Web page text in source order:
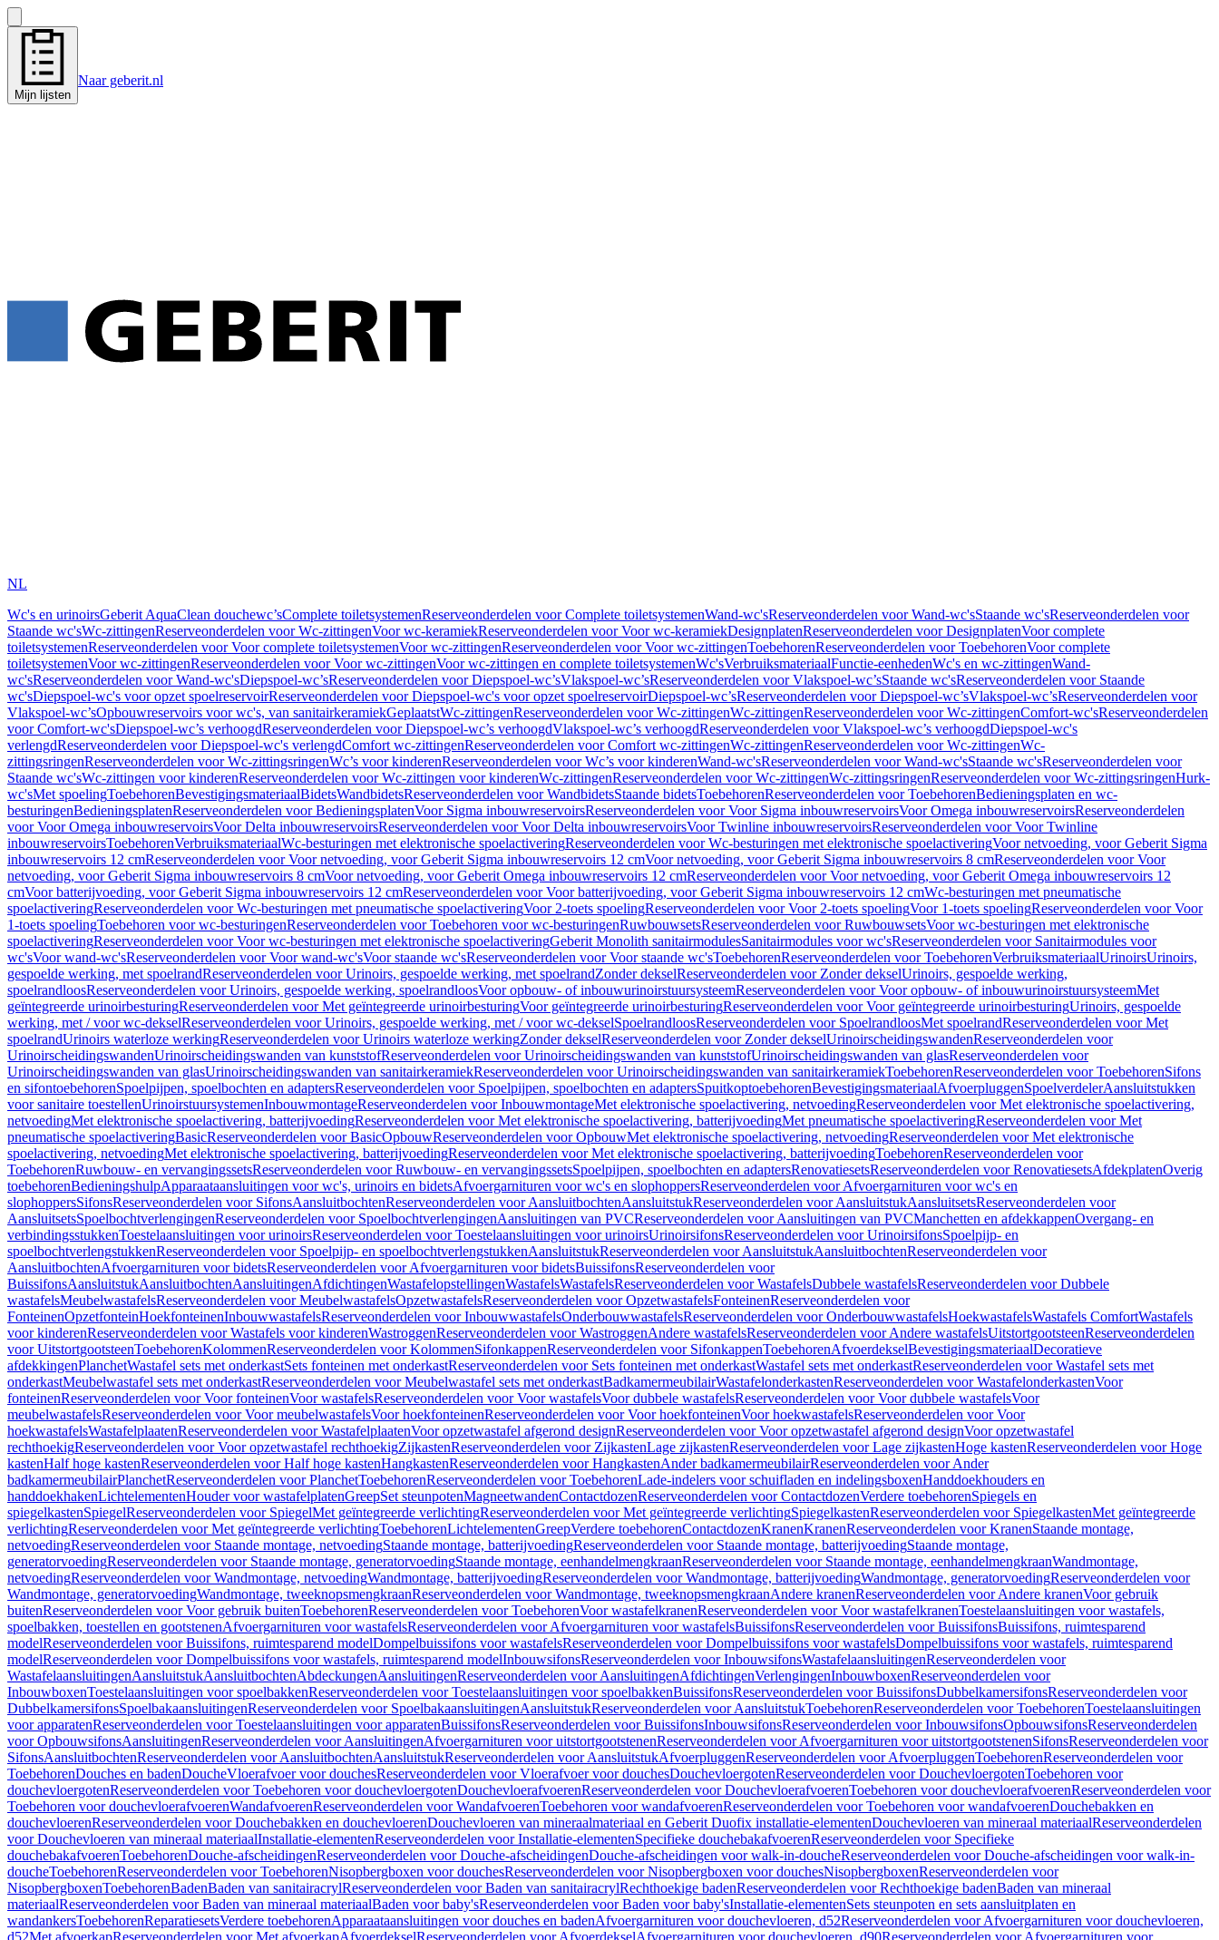
Mijn lijsten
Naar geberit.nl
NL
Wc's en urinoirsGeberit AquaClean douchewc’sComplete toiletsystemenReserveonderdelen voor Complete toiletsystemenWand-wc'sReserveonderdelen voor Wand-wc'sStaande wc'sReserveonderdelen voor
Staande wc'sWc-zittingenReserveonderdelen voor Wc-zittingenVoor wc-keramiekReserveonderdelen voor Voor wc-keramiekDesignplatenReserveonderdelen voor DesignplatenVoor complete
toiletsystemenReserveonderdelen voor Voor complete toiletsystemenVoor wc-zittingenReserveonderdelen voor Voor wc-zittingenToebehorenReserveonderdelen voor ToebehorenVoor complete
toiletsystemenVoor wc-zittingenReserveonderdelen voor Voor wc-zittingenVoor wc-zittingen en complete toiletsystemenWc'sVerbruiksmateriaalFunctie-eenhedenWc's en wc-zittingenWand-
wc'sReserveonderdelen voor Wand-wc'sDiepspoel-wc’sReserveonderdelen voor Diepspoel-wc’sVlakspoel-wc’sReserveonderdelen voor Vlakspoel-wc’sStaande wc'sReserveonderdelen voor Staande
wc'sDiepspoel-wc's voor opzet spoelreservoirReserveonderdelen voor Diepspoel-wc's voor opzet spoelreservoirDiepspoel-wc’sReserveonderdelen voor Diepspoel-wc’sVlakspoel-wc’sReserveonderdelen voor
Vlakspoel-wc’sOpbouwreservoirs voor wc's, van sanitairkeramiekGeplaatstWc-zittingenReserveonderdelen voor Wc-zittingenWc-zittingenReserveonderdelen voor Wc-zittingenComfort-wc'sReserveonderdelen
voor Comfort-wc'sDiepspoel-wc’s verhoogdReserveonderdelen voor Diepspoel-wc’s verhoogdVlakspoel-wc’s verhoogdReserveonderdelen voor Vlakspoel-wc’s verhoogdDiepspoel-wc's
verlengdReserveonderdelen voor Diepspoel-wc's verlengdComfort wc-zittingenReserveonderdelen voor Comfort wc-zittingenWc-zittingenReserveonderdelen voor Wc-zittingenWc-
zittingsringenReserveonderdelen voor Wc-zittingsringenWc’s voor kinderenReserveonderdelen voor Wc’s voor kinderenWand-wc'sReserveonderdelen voor Wand-wc'sStaande wc'sReserveonderdelen voor
Staande wc'sWc-zittingen voor kinderenReserveonderdelen voor Wc-zittingen voor kinderenWc-zittingenReserveonderdelen voor Wc-zittingenWc-zittingsringenReserveonderdelen voor Wc-zittingsringenHurk-
wc'sMet spoelingToebehorenBevestigingsmateriaalBidetsWandbidetsReserveonderdelen voor WandbidetsStaande bidetsToebehorenReserveonderdelen voor ToebehorenBedieningsplaten en wc-
besturingenBedieningsplatenReserveonderdelen voor BedieningsplatenVoor Sigma inbouwreservoirsReserveonderdelen voor Voor Sigma inbouwreservoirsVoor Omega inbouwreservoirsReserveonderdelen
voor Voor Omega inbouwreservoirsVoor Delta inbouwreservoirsReserveonderdelen voor Voor Delta inbouwreservoirsVoor Twinline inbouwreservoirsReserveonderdelen voor Voor Twinline
inbouwreservoirsToebehorenVerbruiksmateriaalWc-besturingen met elektronische spoelactiveringReserveonderdelen voor Wc-besturingen met elektronische spoelactiveringVoor netvoeding, voor Geberit Sigma
inbouwreservoirs 12 cmReserveonderdelen voor Voor netvoeding, voor Geberit Sigma inbouwreservoirs 12 cmVoor netvoeding, voor Geberit Sigma inbouwreservoirs 8 cmReserveonderdelen voor Voor
netvoeding, voor Geberit Sigma inbouwreservoirs 8 cmVoor netvoeding, voor Geberit Omega inbouwreservoirs 12 cmReserveonderdelen voor Voor netvoeding, voor Geberit Omega inbouwreservoirs 12
cmVoor batterijvoeding, voor Geberit Sigma inbouwreservoirs 12 cmReserveonderdelen voor Voor batterijvoeding, voor Geberit Sigma inbouwreservoirs 12 cmWc-besturingen met pneumatische
spoelactiveringReserveonderdelen voor Wc-besturingen met pneumatische spoelactiveringVoor 2-toets spoelingReserveonderdelen voor Voor 2-toets spoelingVoor 1-toets spoelingReserveonderdelen voor Voor
1-toets spoelingToebehoren voor wc-besturingenReserveonderdelen voor Toebehoren voor wc-besturingenRuwbouwsetsReserveonderdelen voor RuwbouwsetsVoor wc-besturingen met elektronische
spoelactiveringReserveonderdelen voor Voor wc-besturingen met elektronische spoelactiveringGeberit Monolith sanitairmodulesSanitairmodules voor wc'sReserveonderdelen voor Sanitairmodules voor
wc'sVoor wand-wc'sReserveonderdelen voor Voor wand-wc'sVoor staande wc'sReserveonderdelen voor Voor staande wc'sToebehorenReserveonderdelen voor ToebehorenVerbruiksmateriaalUrinoirsUrinoirs,
gespoelde werking, met spoelrandReserveonderdelen voor Urinoirs, gespoelde werking, met spoelrandZonder dekselReserveonderdelen voor Zonder dekselUrinoirs, gespoelde werking,
spoelrandloosReserveonderdelen voor Urinoirs, gespoelde werking, spoelrandloosVoor opbouw- of inbouwurinoirstuursysteemReserveonderdelen voor Voor opbouw- of inbouwurinoirstuursysteemMet
geïntegreerde urinoirbesturingReserveonderdelen voor Met geïntegreerde urinoirbesturingVoor geïntegreerde urinoirbesturingReserveonderdelen voor Voor geïntegreerde urinoirbesturingUrinoirs, gespoelde
werking, met / voor wc-dekselReserveonderdelen voor Urinoirs, gespoelde werking, met / voor wc-dekselSpoelrandloosReserveonderdelen voor SpoelrandloosMet spoelrandReserveonderdelen voor Met
spoelrandUrinoirs waterloze werkingReserveonderdelen voor Urinoirs waterloze werkingZonder dekselReserveonderdelen voor Zonder dekselUrinoirscheidingswandenReserveonderdelen voor
UrinoirscheidingswandenUrinoirscheidingswanden van kunststofReserveonderdelen voor Urinoirscheidingswanden van kunststofUrinoirscheidingswanden van glasReserveonderdelen voor
Urinoirscheidingswanden van glasUrinoirscheidingswanden van sanitairkeramiekReserveonderdelen voor Urinoirscheidingswanden van sanitairkeramiekToebehorenReserveonderdelen voor ToebehorenSifons
en sifontoebehorenSpoelpijpen, spoelbochten en adaptersReserveonderdelen voor Spoelpijpen, spoelbochten en adaptersSpuitkoptoebehorenBevestigingsmateriaalAfvoerpluggenSpoelverdelerAansluitstukken
voor sanitaire toestellenUrinoirstuursystemenInbouwmontageReserveonderdelen voor InbouwmontageMet elektronische spoelactivering, netvoedingReserveonderdelen voor Met elektronische spoelactivering,
netvoedingMet elektronische spoelactivering, batterijvoedingReserveonderdelen voor Met elektronische spoelactivering, batterijvoedingMet pneumatische spoelactiveringReserveonderdelen voor Met
pneumatische spoelactiveringBasicReserveonderdelen voor BasicOpbouwReserveonderdelen voor OpbouwMet elektronische spoelactivering, netvoedingReserveonderdelen voor Met elektronische
spoelactivering, netvoedingMet elektronische spoelactivering, batterijvoedingReserveonderdelen voor Met elektronische spoelactivering, batterijvoedingToebehorenReserveonderdelen voor
ToebehorenRuwbouw- en vervangingssetsReserveonderdelen voor Ruwbouw- en vervangingssetsSpoelpijpen, spoelbochten en adaptersRenovatiesetsReserveonderdelen voor RenovatiesetsAfdekplatenOverig
toebehorenBedieningshulpApparaataansluitingen voor wc's, urinoirs en bidetsAfvoergarnituren voor wc's en slophoppersReserveonderdelen voor Afvoergarnituren voor wc's en
slophoppersSifonsReserveonderdelen voor SifonsAansluitbochtenReserveonderdelen voor AansluitbochtenAansluitstukReserveonderdelen voor AansluitstukAansluitsetsReserveonderdelen voor
AansluitsetsSpoelbochtverlengingenReserveonderdelen voor SpoelbochtverlengingenAansluitingen van PVCReserveonderdelen voor Aansluitingen van PVCManchetten en afdekkappenOvergang- en
verbindingsstukkenToestelaansluitingen voor urinoirsReserveonderdelen voor Toestelaansluitingen voor urinoirsUrinoirsifonsReserveonderdelen voor UrinoirsifonsSpoelpijp- en
spoelbochtverlengstukkenReserveonderdelen voor Spoelpijp- en spoelbochtverlengstukkenAansluitstukReserveonderdelen voor AansluitstukAansluitbochtenReserveonderdelen voor
AansluitbochtenAfvoergarnituren voor bidetsReserveonderdelen voor Afvoergarnituren voor bidetsBuissifonsReserveonderdelen voor
BuissifonsAansluitstukAansluitbochtenAansluitingenAfdichtingenWastafelopstellingenWastafelsWastafelsReserveonderdelen voor WastafelsDubbele wastafelsReserveonderdelen voor Dubbele
wastafelsMeubelwastafelsReserveonderdelen voor MeubelwastafelsOpzetwastafelsReserveonderdelen voor OpzetwastafelsFonteinenReserveonderdelen voor
FonteinenOpzetfonteinHoekfonteinenInbouwwastafelsReserveonderdelen voor InbouwwastafelsOnderbouwwastafelsReserveonderdelen voor OnderbouwwastafelsHoekwastafelsWastafels ComfortWastafels
voor kinderenReserveonderdelen voor Wastafels voor kinderenWastroggenReserveonderdelen voor WastroggenAndere wastafelsReserveonderdelen voor Andere wastafelsUitstortgootsteenReserveonderdelen
voor UitstortgootsteenToebehorenKolommenReserveonderdelen voor KolommenSifonkappenReserveonderdelen voor SifonkappenToebehorenAfvoerdekselBevestigingsmateriaalDecoratieve
afdekkingenPlanchetWastafel sets met onderkastSets fonteinen met onderkastReserveonderdelen voor Sets fonteinen met onderkastWastafel sets met onderkastReserveonderdelen voor Wastafel sets met
onderkastMeubelwastafel sets met onderkastReserveonderdelen voor Meubelwastafel sets met onderkastBadkamermeubilairWastafelonderkastenReserveonderdelen voor WastafelonderkastenVoor
fonteinenReserveonderdelen voor Voor fonteinenVoor wastafelsReserveonderdelen voor Voor wastafelsVoor dubbele wastafelsReserveonderdelen voor Voor dubbele wastafelsVoor
meubelwastafelsReserveonderdelen voor Voor meubelwastafelsVoor hoekfonteinenReserveonderdelen voor Voor hoekfonteinenVoor hoekwastafelsReserveonderdelen voor Voor
hoekwastafelsWastafelplaatenReserveonderdelen voor WastafelplaatenVoor opzetwastafel afgerond designReserveonderdelen voor Voor opzetwastafel afgerond designVoor opzetwastafel
rechthoekigReserveonderdelen voor Voor opzetwastafel rechthoekigZijkastenReserveonderdelen voor ZijkastenLage zijkastenReserveonderdelen voor Lage zijkastenHoge kastenReserveonderdelen voor Hoge
kastenHalf hoge kastenReserveonderdelen voor Half hoge kastenHangkastenReserveonderdelen voor HangkastenAnder badkamermeubilairReserveonderdelen voor Ander
badkamermeubilairPlanchetReserveonderdelen voor PlanchetToebehorenReserveonderdelen voor ToebehorenLade-indelers voor schuifladen en indelingsboxenHanddoekhouders en
handdoekhakenLichtelementenHouder voor wastafelplatenGreepSet steunpotenMagneetwandenContactdozenReserveonderdelen voor ContactdozenVerdere toebehorenSpiegels en
spiegelkastenSpiegelReserveonderdelen voor SpiegelMet geïntegreerde verlichtingReserveonderdelen voor Met geïntegreerde verlichtingSpiegelkastenReserveonderdelen voor SpiegelkastenMet geïntegreerde
verlichtingReserveonderdelen voor Met geïntegreerde verlichtingToebehorenLichtelementenGreepVerdere toebehorenContactdozenKranenKranenReserveonderdelen voor KranenStaande montage,
netvoedingReserveonderdelen voor Staande montage, netvoedingStaande montage, batterijvoedingReserveonderdelen voor Staande montage, batterijvoedingStaande montage,
generatorvoedingReserveonderdelen voor Staande montage, generatorvoedingStaande montage, eenhandelmengkraanReserveonderdelen voor Staande montage, eenhandelmengkraanWandmontage,
netvoedingReserveonderdelen voor Wandmontage, netvoedingWandmontage, batterijvoedingReserveonderdelen voor Wandmontage, batterijvoedingWandmontage, generatorvoedingReserveonderdelen voor
Wandmontage, generatorvoedingWandmontage, tweeknopsmengkraanReserveonderdelen voor Wandmontage, tweeknopsmengkraanAndere kranenReserveonderdelen voor Andere kranenVoor gebruik
buitenReserveonderdelen voor Voor gebruik buitenToebehorenReserveonderdelen voor ToebehorenVoor wastafelkranenReserveonderdelen voor Voor wastafelkranenToestelaansluitingen voor wastafels,
spoelbakken, toestellen en gootstenenAfvoergarnituren voor wastafelsReserveonderdelen voor Afvoergarnituren voor wastafelsBuissifonsReserveonderdelen voor BuissifonsBuissifons, ruimtesparend
modelReserveonderdelen voor Buissifons, ruimtesparend modelDompelbuissifons voor wastafelsReserveonderdelen voor Dompelbuissifons voor wastafelsDompelbuissifons voor wastafels, ruimtesparend
modelReserveonderdelen voor Dompelbuissifons voor wastafels, ruimtesparend modelInbouwsifonsReserveonderdelen voor InbouwsifonsWastafelaansluitingenReserveonderdelen voor
WastafelaansluitingenAansluitstukAansluitbochtenAbdeckungenAansluitingenReserveonderdelen voor AansluitingenAfdichtingenVerlengingenInbouwboxenReserveonderdelen voor
InbouwboxenToestelaansluitingen voor spoelbakkenReserveonderdelen voor Toestelaansluitingen voor spoelbakkenBuissifonsReserveonderdelen voor BuissifonsDubbelkamersifonsReserveonderdelen voor
DubbelkamersifonsSpoelbakaansluitingenReserveonderdelen voor SpoelbakaansluitingenAansluitstukReserveonderdelen voor AansluitstukToebehorenReserveonderdelen voor ToebehorenToestelaansluitingen
voor apparatenReserveonderdelen voor Toestelaansluitingen voor apparatenBuissifonsReserveonderdelen voor BuissifonsInbouwsifonsReserveonderdelen voor InbouwsifonsOpbouwsifonsReserveonderdelen
voor OpbouwsifonsAansluitingenReserveonderdelen voor AansluitingenAfvoergarnituren voor uitstortgootstenenReserveonderdelen voor Afvoergarnituren voor uitstortgootstenenSifonsReserveonderdelen voor
SifonsAansluitbochtenReserveonderdelen voor AansluitbochtenAansluitstukReserveonderdelen voor AansluitstukAfvoerpluggenReserveonderdelen voor AfvoerpluggenToebehorenReserveonderdelen voor
ToebehorenDouches en badenDoucheVloerafvoer voor douchesReserveonderdelen voor Vloerafvoer voor douchesDouchevloergotenReserveonderdelen voor DouchevloergotenToebehoren voor
douchevloergotenReserveonderdelen voor Toebehoren voor douchevloergotenDouchevloerafvoerenReserveonderdelen voor DouchevloerafvoerenToebehoren voor douchevloerafvoerenReserveonderdelen voor
Toebehoren voor douchevloerafvoerenWandafvoerenReserveonderdelen voor WandafvoerenToebehoren voor wandafvoerenReserveonderdelen voor Toebehoren voor wandafvoerenDouchebakken en
douchevloerenReserveonderdelen voor Douchebakken en douchevloerenDouchevloeren van mineraalmateriaal en Geberit Duofix installatie-elementenDouchevloeren van mineraal materiaalReserveonderdelen
voor Douchevloeren van mineraal materiaalInstallatie-elementenReserveonderdelen voor Installatie-elementenSpecifieke douchebakafvoerenReserveonderdelen voor Specifieke
douchebakafvoerenToebehorenDouche-afscheidingenReserveonderdelen voor Douche-afscheidingenDouche-afscheidingen voor walk-in-doucheReserveonderdelen voor Douche-afscheidingen voor walk-in-
doucheToebehorenReserveonderdelen voor ToebehorenNisopbergboxen voor douchesReserveonderdelen voor Nisopbergboxen voor douchesNisopbergboxenReserveonderdelen voor
NisopbergboxenToebehorenBadenBaden van sanitairacrylReserveonderdelen voor Baden van sanitairacrylRechthoekige badenReserveonderdelen voor Rechthoekige badenBaden van mineraal
materiaalReserveonderdelen voor Baden van mineraal materiaalBaden voor baby'sReserveonderdelen voor Baden voor baby'sInstallatie-elementenSets steunpoten en sets aansluitplaten en
wandankersToebehorenReparatiesetsVerdere toebehorenApparaataansluitingen voor douches en badenAfvoergarnituren voor douchevloeren, d52Reserveonderdelen voor Afvoergarnituren voor douchevloeren,
d52Met afvoerkapReserveonderdelen voor Met afvoerkapAfvoerdekselReserveonderdelen voor AfvoerdekselAfvoergarnituren voor douchevloeren, d90Reserveonderdelen voor Afvoergarnituren voor